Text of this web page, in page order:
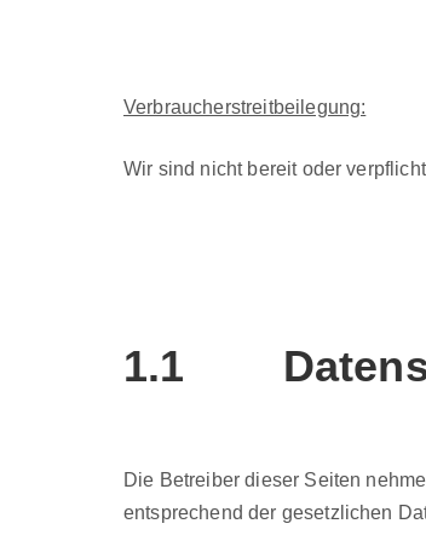
Ver­brauch­er­stre­it­bei­le­gung:
Wir sind nicht bere­it oder
1.1
Die Betreiber dieser Seit­en
entsprechend der geset­zlichen